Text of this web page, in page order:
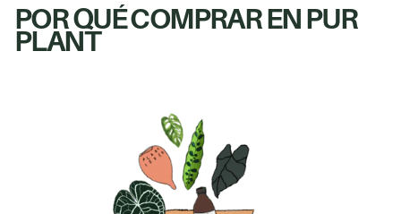
POR QUÉ COMPRAR EN PUR
PLANT